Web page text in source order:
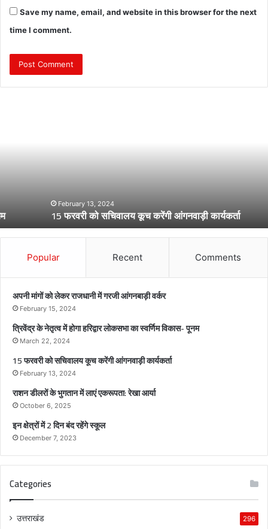
Save my name, email, and website in this browser for the next
time I comment.
वा
ल
य
क
February 13, 2024
15 फरवरी को सचिवालय कूच करेंगी आंगनवाड़ी कार्यकर्ता
Popular Recent Comments
अपनी मांगों को लेकर राजधानी में गरजी आंगनबाड़ी वर्कर
February 15, 2024
त्रिवेंद्र के नेतृत्व में होगा हरिद्वार लोकसभा का स्वर्णिम विकास- पूनम
March 22, 2024
15 फरवरी को सचिवालय कूच करेंगी आंगनवाड़ी कार्यकर्ता
February 13, 2024
राशन डीलरों के भुगतान में लाएं एकरूपता: रेखा आर्या
October 6, 2025
इन क्षेत्रों में 2 दिन बंद रहेंगे स्कूल
December 7, 2023
Categories
उत्तराखंड 296